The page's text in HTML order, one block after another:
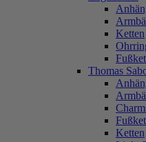
Ketten
Thomas
Ketten